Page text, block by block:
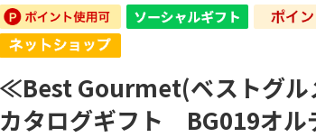
≪Best Gourmet(ベストグ
カタログギフト BG019オル